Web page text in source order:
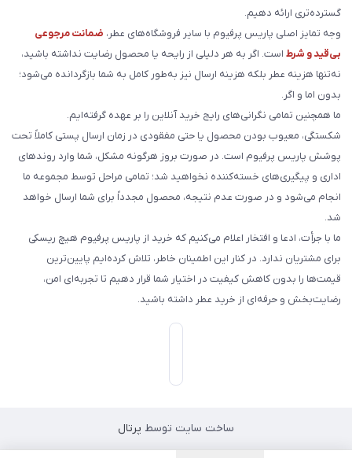
گسترده‌تری ارائه دهیم.
وجه تمایز اصلی پاریس پرفیوم با سایر فروشگاه‌های عطر، ضمانت مرجوعی
بی‌قید و شرط است. اگر به هر دلیلی از رایحه یا محصول رضایت نداشته باشید،
نه‌تنها هزینه عطر بلکه هزینه ارسال نیز به‌طور کامل به شما بازگردانده می‌شود؛
بدون اما و اگر.
ما همچنین تمامی نگرانی‌های رایج خرید آنلاین را بر عهده گرفته‌ایم.
شکستگی، معیوب بودن محصول یا حتی مفقودی در زمان ارسال پستی کاملاً تحت
پوشش پاریس پرفیوم است. در صورت بروز هرگونه مشکل، شما وارد روندهای
اداری و پیگیری‌های خسته‌کننده نخواهید شد؛ تمامی مراحل توسط مجموعه ما
انجام می‌شود و در صورت عدم نتیجه، محصول مجدداً برای شما ارسال خواهد
شد.
ما با جرأت، ادعا و افتخار اعلام می‌کنیم که خرید از پاریس پرفیوم هیچ ریسکی
برای مشتریان ندارد. در کنار این اطمینان خاطر، تلاش کرده‌ایم پایین‌ترین
قیمت‌ها را بدون کاهش کیفیت در اختیار شما قرار دهیم تا تجربه‌ای امن،
رضایت‌بخش و حرفه‌ای از خرید عطر داشته باشید.
ساخت سایت توسط پرتال